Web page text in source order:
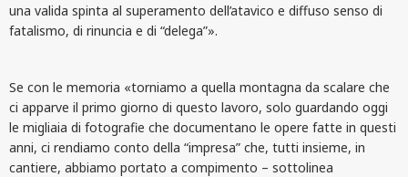
una valida spinta al superamento dell’atavico e diffuso senso di
fatalismo, di rinuncia e di “delega”».
Se con le memoria «torniamo a quella montagna da scalare che
ci apparve il primo giorno di questo lavoro, solo guardando oggi
le migliaia di fotografie che documentano le opere fatte in questi
anni, ci rendiamo conto della “impresa” che, tutti insieme, in
cantiere, abbiamo portato a compimento – sottolinea